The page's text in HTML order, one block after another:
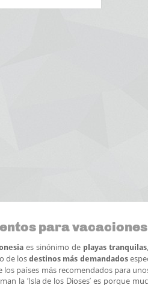
para
es sinónimo de playas tranquilas
de losdestinos más demandados
los países más recomendados para
la ‘Isla de los Dioses’ es porque